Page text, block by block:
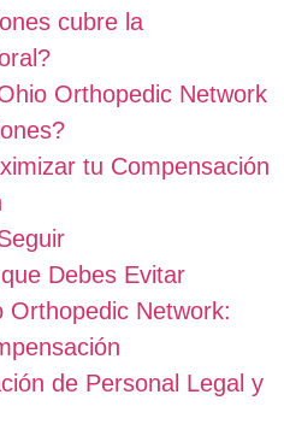
cubre la
Orthopedic Network
tu Compensación
Debes Evitar
Orthopedic Network:
de Personal Legal y